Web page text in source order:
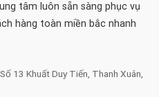
tâm luôn sẵn sàng phục vụ
hàng toàn miền bắc nhanh
13 Khuất Duy Tiến, Thanh Xuân,